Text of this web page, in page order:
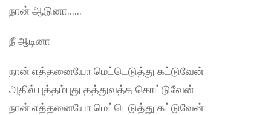
நான் ஆடுனா……
நீ ஆடினா
நான் எத்தனையோ மெட்டெடுத்து கட்டுவேன்
அதில் புத்தம்புது தத்துவத்த கொட்டுவேன்
நான் எத்தனையோ மெட்டெடுத்து கட்டுவேன்